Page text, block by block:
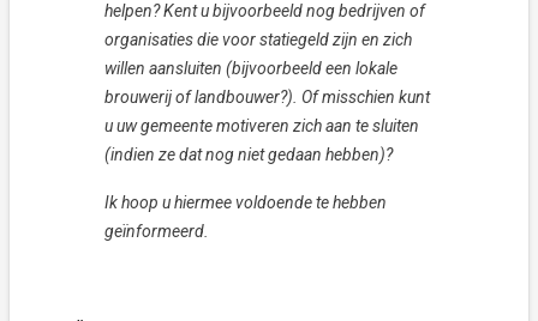
helpen? Kent u bijvoorbeeld nog bedrijven of
organisaties die voor statiegeld zijn en zich
willen aansluiten (bijvoorbeeld een lokale
brouwerij of landbouwer?). Of misschien kunt
u uw gemeente motiveren zich aan te sluiten
(indien ze dat nog niet gedaan hebben)?
Ik hoop u hiermee voldoende te hebben
geïnformeerd.